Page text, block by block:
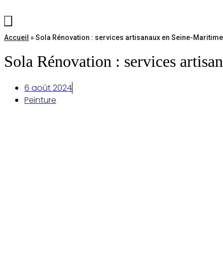
Accueil »Sola Rénovation : services artisanaux en Seine-Maritime
Sola Rénovation : services
6 août 2024
Peinture